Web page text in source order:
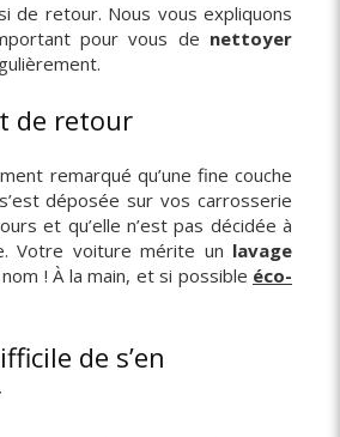
de retour. Nous vous expliquons
pour vous de nettoyer
de retour
remarqué qu’une fine couche
déposée sur vos carrosserie
et qu’elle n’est pas décidée à
Votre voiture mérite un lavage
! À la main, et si possible éco-
de s’en